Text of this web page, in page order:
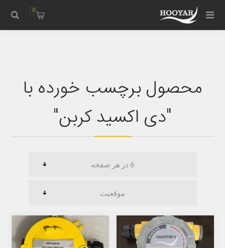
0
محصول برچسب خورده با
"دی اکسید کربن"